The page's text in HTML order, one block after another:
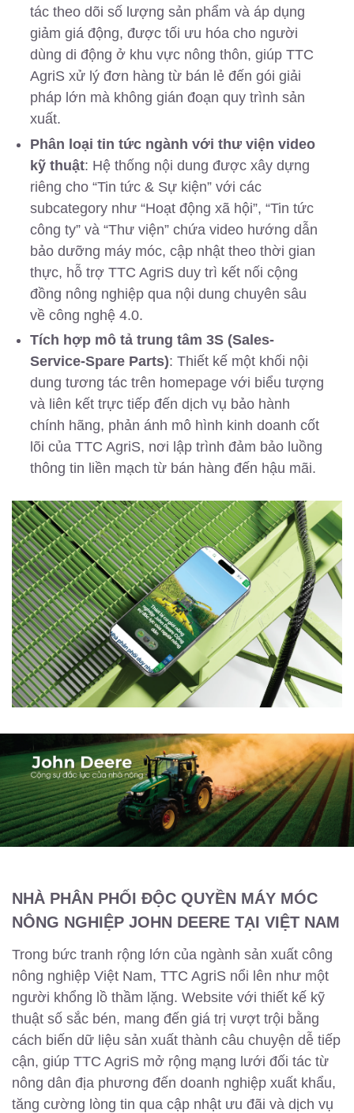
tác theo dõi số lượng sản phẩm và áp dụng
giảm giá động, được tối ưu hóa cho người
dùng di động ở khu vực nông thôn, giúp TTC
AgriS xử lý đơn hàng từ bán lẻ đến gói giải
pháp lớn mà không gián đoạn quy trình sản
xuất.
Phân loại tin tức ngành với thư viện video
kỹ thuật: Hệ thống nội dung được xây dựng
riêng cho “Tin tức & Sự kiện” với các
subcategory như “Hoạt động xã hội”, “Tin tức
công ty” và “Thư viện” chứa video hướng dẫn
bảo dưỡng máy móc, cập nhật theo thời gian
thực, hỗ trợ TTC AgriS duy trì kết nối cộng
đồng nông nghiệp qua nội dung chuyên sâu
về công nghệ 4.0.
Tích hợp mô tả trung tâm 3S (Sales-
Service-Spare Parts): Thiết kế một khối nội
dung tương tác trên homepage với biểu tượng
và liên kết trực tiếp đến dịch vụ bảo hành
chính hãng, phản ánh mô hình kinh doanh cốt
lõi của TTC AgriS, nơi lập trình đảm bảo luồng
thông tin liền mạch từ bán hàng đến hậu mãi.
NHÀ PHÂN PHỐI ĐỘC QUYỀN MÁY MÓC
NÔNG NGHIỆP JOHN DEERE TẠI VIỆT NAM
Trong bức tranh rộng lớn của ngành sản xuất công
nông nghiệp Việt Nam, TTC AgriS nổi lên như một
người khổng lồ thầm lặng. Website với thiết kế kỹ
thuật số sắc bén, mang đến giá trị vượt trội bằng
cách biến dữ liệu sản xuất thành câu chuyện dễ tiếp
cận, giúp TTC AgriS mở rộng mạng lưới đối tác từ
nông dân địa phương đến doanh nghiệp xuất khẩu,
tăng cường lòng tin qua cập nhật ưu đãi và dịch vụ